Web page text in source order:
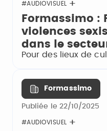
#AUDIOVISUEL
Formassimo :
violences
dans le
Pour des lieux de
Formassimo
Publiée le 22/10/2025
#AUDIOVISUEL